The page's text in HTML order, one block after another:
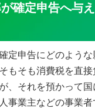
確定申告へ与
定申告にどのよう
もそも消費税を直
、それを預かって
事業主などの事業者